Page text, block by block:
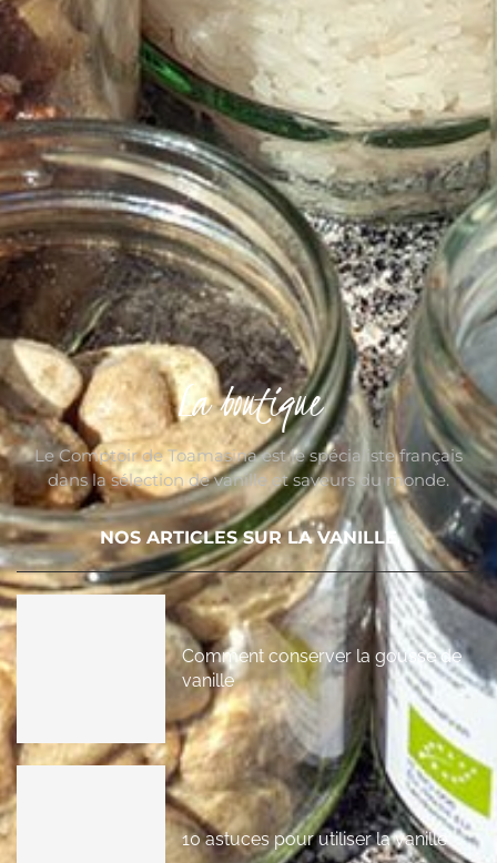
La boutique
Le Comptoir de Toamasina est le spécialiste français
dans la sélection de vanille et saveurs du monde.
NOS ARTICLES SUR LA VANILLE
Comment conserver la gousse de
vanille
10 astuces pour utiliser la vanille